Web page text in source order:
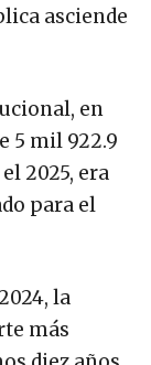
asciende
en
5 mil 922.9
2025, era
para el
la
más